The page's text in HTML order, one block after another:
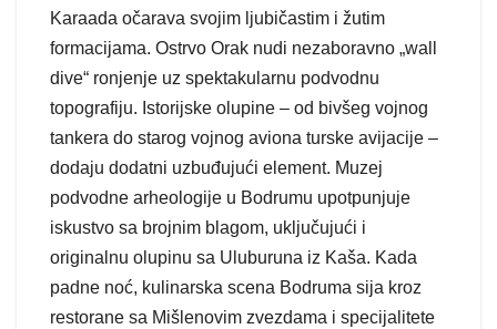
Karaada očarava svojim ljubičastim i žutim
formacijama. Ostrvo Orak nudi nezaboravno „wall
dive“ ronjenje uz spektakularnu podvodnu
topografiju. Istorijske olupine – od bivšeg vojnog
tankera do starog vojnog aviona turske avijacije –
dodaju dodatni uzbuđujući element. Muzej
podvodne arheologije u Bodrumu upotpunjuje
iskustvo sa brojnim blagom, uključujući i
originalnu olupinu sa Uluburuna iz Kaša. Kada
padne noć, kulinarska scena Bodruma sija kroz
restorane sa Mišlenovim zvezdama i specijalitete